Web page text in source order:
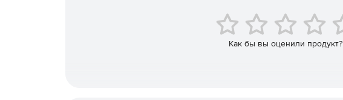
Как бы вы оценили продукт?